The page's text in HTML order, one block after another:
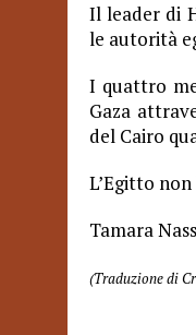
Il leader di
le autorità
I quattro
Gaza
del Cairo
L’Egitto
Tamara
(Traduzione di